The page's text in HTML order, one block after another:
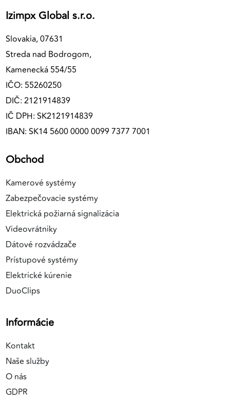
Izimpx Global s.r.o.
Slovakia, 07631
Streda nad Bodrogom,
Kamenecká 554/55
IČO: 55260250
DIČ: 2121914839
IČ DPH: SK2121914839
IBAN: SK14 5600 0000 0099 7377 7001
Obchod
Kamerové systémy
Zabezpečovacie systémy
Elektrická požiarná signalizácia
Videovrátniky
Dátové rozvádzače
Prístupové systémy
Elektrické kúrenie
DuoClips
Informácie
Kontakt
Naše služby
O nás
GDPR